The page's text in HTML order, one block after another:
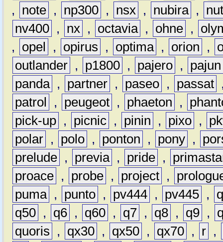
,
note , np300 , nsx , nubira ,
nv400 , nx , octavia , ohne ,
,
opel , opirus , optima , orion ,
outlander , p1800 , pajero ,
pajun
panda , partner , paseo , passat
patrol
, peugeot , phaeton ,
pick-up , picnic , pinin , pixo ,
polar , polo , ponton , pony ,
prelude , previa , pride ,
proace , probe , project ,
puma , punto , pv444 , pv445 ,
q50 , q6 , q60 , q7 , q8 , q9 ,
quoris
, qx30 , qx50 , qx70 , r ,